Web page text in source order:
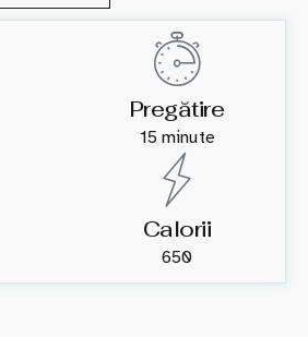
Pregătire
15 minute
Calorii
650